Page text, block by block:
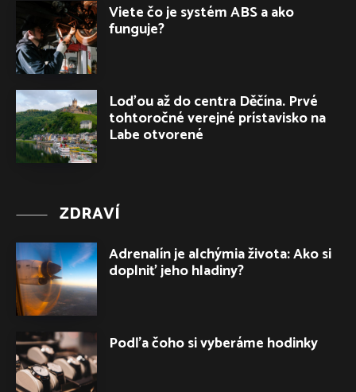
Viete čo je systém ABS a ako
funguje?
Loďou až do centra Děčína. Prvé
tohtoročné verejné prístavisko na
Labe otvorené
ZDRAVÍ
Adrenalín je alchýmia života: Ako si
doplniť jeho hladiny?
Podľa čoho si vyberáme hodinky